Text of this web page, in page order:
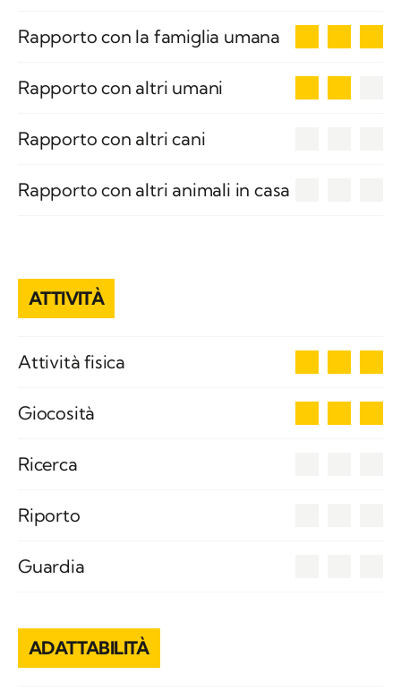
Rapporto con la famiglia umana
Rapporto con altri umani
Rapporto con altri cani
Rapporto con altri animali in casa
ATTIVITÀ
Attività fisica
Giocosità
Ricerca
Riporto
Guardia
ADATTABILITÀ